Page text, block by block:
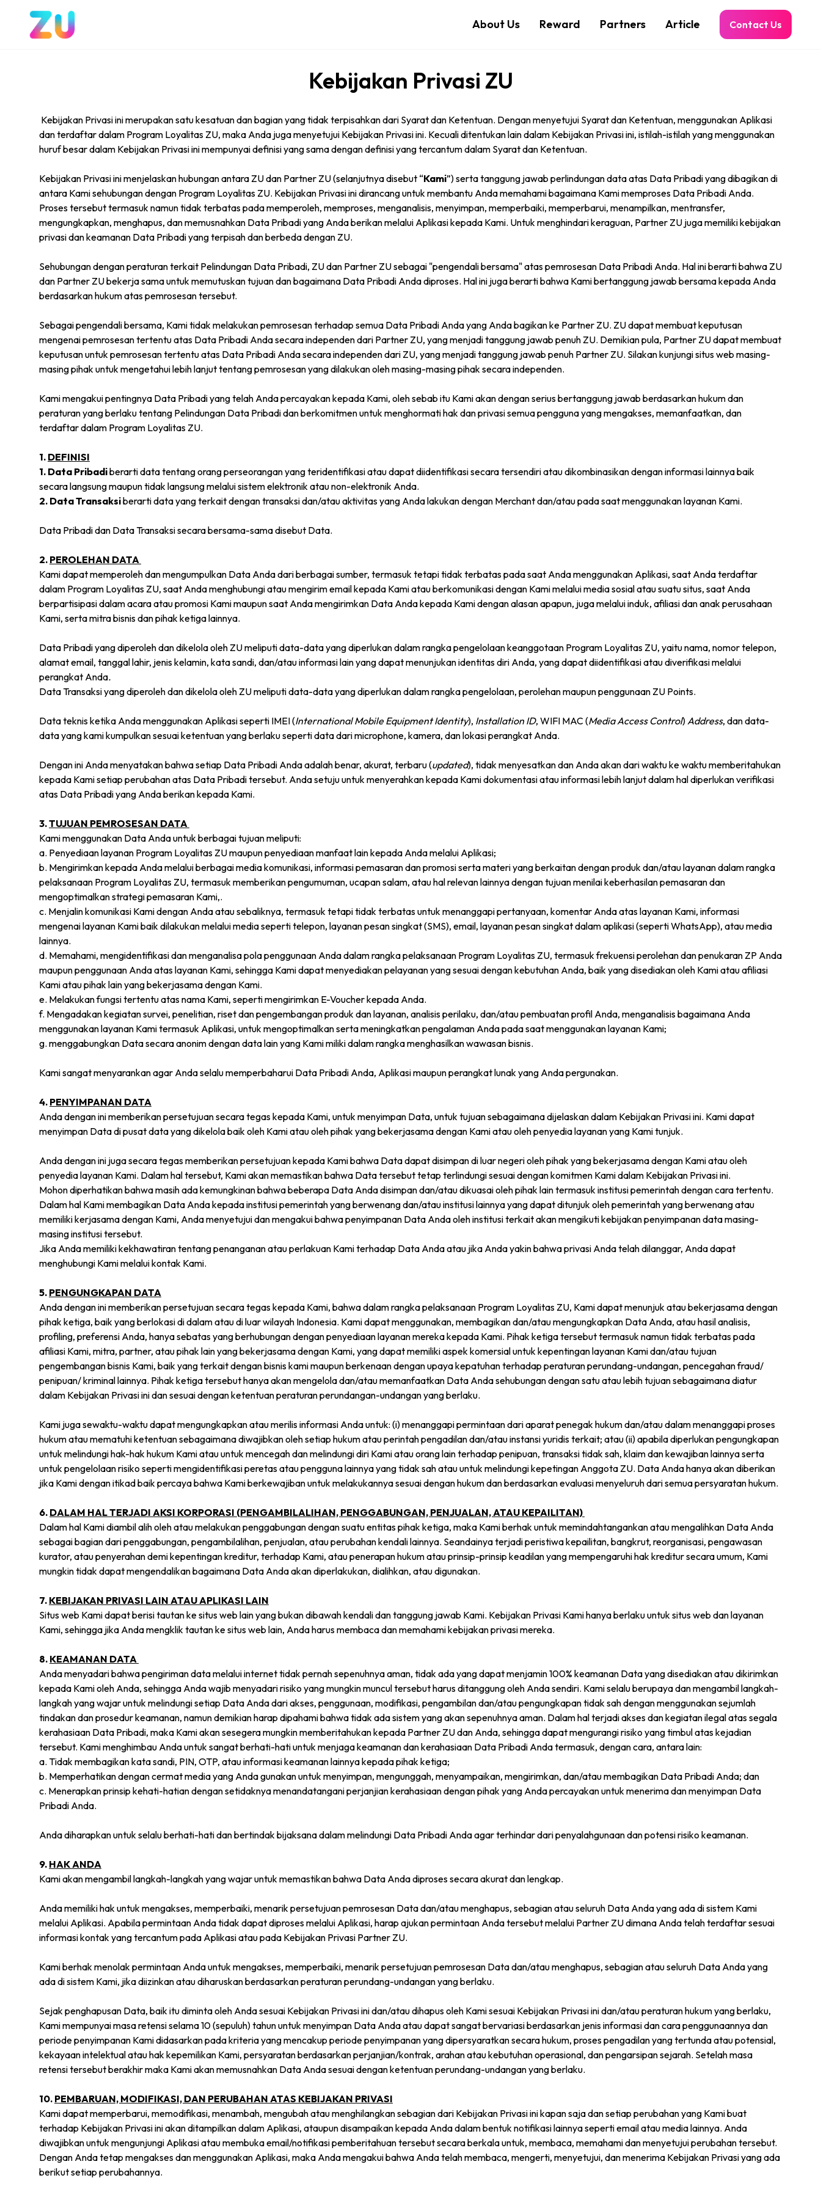
About Us Reward Partners Article Contact Us
Kebijakan Privasi ZU
Kebijakan Privasi ini merupakan satu kesatuan dan bagian yang tidak terpisahkan dari Syarat dan Ketentuan. Dengan menyetujui Syarat dan Ketentuan, menggunakan Aplikasi
dan terdaftar dalam Program Loyalitas ZU, maka Anda juga menyetujui Kebijakan Privasi ini. Kecuali ditentukan lain dalam Kebijakan Privasi ini, istilah-istilah yang menggunakan
huruf besar dalam Kebijakan Privasi ini mempunyai definisi yang sama dengan definisi yang tercantum dalam Syarat dan Ketentuan.
Kebijakan Privasi ini menjelaskan hubungan antara ZU dan Partner ZU (selanjutnya disebut “Kami”) serta tanggung jawab perlindungan data atas Data Pribadi yang dibagikan di
antara Kami sehubungan dengan Program Loyalitas ZU. Kebijakan Privasi ini dirancang untuk membantu Anda memahami bagaimana Kami memproses Data Pribadi Anda.
Proses tersebut termasuk namun tidak terbatas pada memperoleh, memproses, menganalisis, menyimpan, memperbaiki, memperbarui, menampilkan, mentransfer,
mengungkapkan, menghapus, dan memusnahkan Data Pribadi yang Anda berikan melalui Aplikasi kepada Kami. Untuk menghindari keraguan, Partner ZU juga memiliki kebijakan
privasi dan keamanan Data Pribadi yang terpisah dan berbeda dengan ZU.
Sehubungan dengan peraturan terkait Pelindungan Data Pribadi, ZU dan Partner ZU sebagai "pengendali bersama" atas pemrosesan Data Pribadi Anda. Hal ini berarti bahwa ZU
dan Partner ZU bekerja sama untuk memutuskan tujuan dan bagaimana Data Pribadi Anda diproses. Hal ini juga berarti bahwa Kami bertanggung jawab bersama kepada Anda
berdasarkan hukum atas pemrosesan tersebut.
Sebagai pengendali bersama, Kami tidak melakukan pemrosesan terhadap semua Data Pribadi Anda yang Anda bagikan ke Partner ZU. ZU dapat membuat keputusan
mengenai pemrosesan tertentu atas Data Pribadi Anda secara independen dari Partner ZU, yang menjadi tanggung jawab penuh ZU. Demikian pula, Partner ZU dapat membuat
keputusan untuk pemrosesan tertentu atas Data Pribadi Anda secara independen dari ZU, yang menjadi tanggung jawab penuh Partner ZU. Silakan kunjungi situs web masing-
masing pihak untuk mengetahui lebih lanjut tentang pemrosesan yang dilakukan oleh masing-masing pihak secara independen.
Kami mengakui pentingnya Data Pribadi yang telah Anda percayakan kepada Kami, oleh sebab itu Kami akan dengan serius bertanggung jawab berdasarkan hukum dan
peraturan yang berlaku tentang Pelindungan Data Pribadi dan berkomitmen untuk menghormati hak dan privasi semua pengguna yang mengakses, memanfaatkan, dan
terdaftar dalam Program Loyalitas ZU.
1. DEFINISI
1. Data Pribadiberarti data tentang orang perseorangan yang teridentifikasi atau dapat diidentifikasi secara tersendiri atau dikombinasikan dengan informasi lainnya baik
secara langsung maupun tidak langsung melalui sistem elektronik atau non-elektronik Anda.
2. Data Transaksiberarti data yang terkait dengan transaksi dan/atau aktivitas yang Anda lakukan dengan Merchant dan/atau pada saat menggunakan layanan Kami.
Data Pribadi dan Data Transaksi secara bersama-sama disebut Data.
2. PEROLEHAN DATA
Kami dapat memperoleh dan mengumpulkan Data Anda dari berbagai sumber, termasuk tetapi tidak terbatas pada saat Anda menggunakan Aplikasi, saat Anda terdaftar
dalam Program Loyalitas ZU, saat Anda menghubungi atau mengirim email kepada Kami atau berkomunikasi dengan Kami melalui media sosial atau suatu situs, saat Anda
berpartisipasi dalam acara atau promosi Kami maupun saat Anda mengirimkan Data Anda kepada Kami dengan alasan apapun, juga melalui induk, afiliasi dan anak perusahaan
Kami, serta mitra bisnis dan pihak ketiga lainnya.
Data Pribadi yang diperoleh dan dikelola oleh ZU meliputi data-data yang diperlukan dalam rangka pengelolaan keanggotaan Program Loyalitas ZU, yaitu nama, nomor telepon,
alamat email, tanggal lahir, jenis kelamin, kata sandi, dan/atau informasi lain yang dapat menunjukan identitas diri Anda, yang dapat diidentifikasi atau diverifikasi melalui
perangkat Anda.
Data Transaksi yang diperoleh dan dikelola oleh ZU meliputi data-data yang diperlukan dalam rangka pengelolaan, perolehan maupun penggunaan ZU Points.
Data teknis ketika Anda menggunakan Aplikasi seperti IMEI (International Mobile Equipment Identity), Installation ID, WIFI MAC (Media Access Control)Address, dan data-
data yang kami kumpulkan sesuai ketentuan yang berlaku seperti data dari microphone, kamera, dan lokasi perangkat Anda.
Dengan ini Anda menyatakan bahwa setiap Data Pribadi Anda adalah benar, akurat, terbaru (updated), tidak menyesatkan dan Anda akan dari waktu ke waktu memberitahukan
kepada Kami setiap perubahan atas Data Pribadi tersebut. Anda setuju untuk menyerahkan kepada Kami dokumentasi atau informasi lebih lanjut dalam hal diperlukan verifikasi
atas Data Pribadi yang Anda berikan kepada Kami.
3.TUJUAN PEMROSESAN DATA
Kami menggunakan Data Anda untuk berbagai tujuan meliputi:
a. Penyediaan layanan Program Loyalitas ZU maupun penyediaan manfaat lain kepada Anda melalui Aplikasi;
b. Mengirimkan kepada Anda melalui berbagai media komunikasi, informasi pemasaran dan promosi serta materi yang berkaitan dengan produk dan/atau layanan dalam rangka
pelaksanaan Program Loyalitas ZU, termasuk memberikan pengumuman, ucapan salam, atau hal relevan lainnya dengan tujuan menilai keberhasilan pemasaran dan
mengoptimalkan strategi pemasaran Kami,.
c. Menjalin komunikasi Kami dengan Anda atau sebaliknya, termasuk tetapi tidak terbatas untuk menanggapi pertanyaan, komentar Anda atas layanan Kami, informasi
mengenai layanan Kami baik dilakukan melalui media seperti telepon, layanan pesan singkat (SMS), email, layanan pesan singkat dalam aplikasi (seperti WhatsApp), atau media
lainnya.
d. Memahami, mengidentifikasi dan menganalisa pola penggunaan Anda dalam rangka pelaksanaan Program Loyalitas ZU, termasuk frekuensi perolehan dan penukaran ZP Anda
maupun penggunaan Anda atas layanan Kami, sehingga Kami dapat menyediakan pelayanan yang sesuai dengan kebutuhan Anda, baik yang disediakan oleh Kami atau afiliasi
Kami atau pihak lain yang bekerjasama dengan Kami.
e. Melakukan fungsi tertentu atas nama Kami, seperti mengirimkan E-Voucher kepada Anda.
f. Mengadakan kegiatan survei, penelitian, riset dan pengembangan produk dan layanan, analisis perilaku, dan/atau pembuatan profil Anda, menganalisis bagaimana Anda
menggunakan layanan Kami termasuk Aplikasi, untuk mengoptimalkan serta meningkatkan pengalaman Anda pada saat menggunakan layanan Kami;
g. menggabungkan Data secara anonim dengan data lain yang Kami miliki dalam rangka menghasilkan wawasan bisnis.
Kami sangat menyarankan agar Anda selalu memperbaharui Data Pribadi Anda, Aplikasi maupun perangkat lunak yang Anda pergunakan.
4. PENYIMPANAN DATA
Anda dengan ini memberikan persetujuan secara tegas kepada Kami, untuk menyimpan Data, untuk tujuan sebagaimana dijelaskan dalam Kebijakan Privasi ini. Kami dapat
menyimpan Data di pusat data yang dikelola baik oleh Kami atau oleh pihak yang bekerjasama dengan Kami atau oleh penyedia layanan yang Kami tunjuk.
Anda dengan ini juga secara tegas memberikan persetujuan kepada Kami bahwa Data dapat disimpan di luar negeri oleh pihak yang bekerjasama dengan Kami atau oleh
penyedia layanan Kami. Dalam hal tersebut, Kami akan memastikan bahwa Data tersebut tetap terlindungi sesuai dengan komitmen Kami dalam Kebijakan Privasi ini.
Mohon diperhatikan bahwa masih ada kemungkinan bahwa beberapa Data Anda disimpan dan/atau dikuasai oleh pihak lain termasuk institusi pemerintah dengan cara tertentu.
Dalam hal Kami membagikan Data Anda kepada institusi pemerintah yang berwenang dan/atau institusi lainnya yang dapat ditunjuk oleh pemerintah yang berwenang atau
memiliki kerjasama dengan Kami, Anda menyetujui dan mengakui bahwa penyimpanan Data Anda oleh institusi terkait akan mengikuti kebijakan penyimpanan data masing-
masing institusi tersebut.
Jika Anda memiliki kekhawatiran tentang penanganan atau perlakuan Kami terhadap Data Anda atau jika Anda yakin bahwa privasi Anda telah dilanggar, Anda dapat
menghubungi Kami melalui kontak Kami.
5. PENGUNGKAPAN DATA
Anda dengan ini memberikan persetujuan secara tegas kepada Kami, bahwa dalam rangka pelaksanaan Program Loyalitas ZU, Kami dapat menunjuk atau bekerjasama dengan
pihak ketiga, baik yang berlokasi di dalam atau di luar wilayah Indonesia. Kami dapat menggunakan, membagikan dan/atau mengungkapkan Data Anda, atau hasil analisis,
profiling, preferensi Anda, hanya sebatas yang berhubungan dengan penyediaan layanan mereka kepada Kami. Pihak ketiga tersebut termasuk namun tidak terbatas pada
afiliasi Kami, mitra, partner, atau pihak lain yang bekerjasama dengan Kami, yang dapat memiliki aspek komersial untuk kepentingan layanan Kami dan/atau tujuan
pengembangan bisnis Kami, baik yang terkait dengan bisnis kami maupun berkenaan dengan upaya kepatuhan terhadap peraturan perundang-undangan, pencegahan fraud/
penipuan/ kriminal lainnya. Pihak ketiga tersebut hanya akan mengelola dan/atau memanfaatkan Data Anda sehubungan dengan satu atau lebih tujuan sebagaimana diatur
dalam Kebijakan Privasi ini dan sesuai dengan ketentuan peraturan perundangan-undangan yang berlaku.
Kami juga sewaktu-waktu dapat mengungkapkan atau merilis informasi Anda untuk: (i) menanggapi permintaan dari aparat penegak hukum dan/atau dalam menanggapi proses
hukum atau mematuhi ketentuan sebagaimana diwajibkan oleh setiap hukum atau perintah pengadilan dan/atau instansi yuridis terkait; atau (ii) apabila diperlukan pengungkapan
untuk melindungi hak-hak hukum Kami atau untuk mencegah dan melindungi diri Kami atau orang lain terhadap penipuan, transaksi tidak sah, klaim dan kewajiban lainnya serta
untuk pengelolaan risiko seperti mengidentifikasi peretas atau pengguna lainnya yang tidak sah atau untuk melindungi kepetingan Anggota ZU. Data Anda hanya akan diberikan
jika Kami dengan itikad baik percaya bahwa Kami berkewajiban untuk melakukannya sesuai dengan hukum dan berdasarkan evaluasi menyeluruh dari semua persyaratan hukum.
6. DALAM HAL TERJADI AKSI KORPORASI (PENGAMBILALIHAN, PENGGABUNGAN, PENJUALAN, ATAU KEPAILITAN)
Dalam hal Kami diambil alih oleh atau melakukan penggabungan dengan suatu entitas pihak ketiga, maka Kami berhak untuk memindahtangankan atau mengalihkan Data Anda
sebagai bagian dari penggabungan, pengambilalihan, penjualan, atau perubahan kendali lainnya. Seandainya terjadi peristiwa kepailitan, bangkrut, reorganisasi, pengawasan
kurator, atau penyerahan demi kepentingan kreditur, terhadap Kami, atau penerapan hukum atau prinsip-prinsip keadilan yang mempengaruhi hak kreditur secara umum, Kami
mungkin tidak dapat mengendalikan bagaimana Data Anda akan diperlakukan, dialihkan, atau digunakan.
7. KEBIJAKAN PRIVASI LAIN ATAU APLIKASI LAIN
Situs web Kami dapat berisi tautan ke situs web lain yang bukan dibawah kendali dan tanggung jawab Kami. Kebijakan Privasi Kami hanya berlaku untuk situs web dan layanan
Kami, sehingga jika Anda mengklik tautan ke situs web lain, Anda harus membaca dan memahami kebijakan privasi mereka.
8. KEAMANAN DATA
Anda menyadari bahwa pengiriman data melalui internet tidak pernah sepenuhnya aman, tidak ada yang dapat menjamin 100% keamanan Data yang disediakan atau dikirimkan
kepada Kami oleh Anda, sehingga Anda wajib menyadari risiko yang mungkin muncul tersebut harus ditanggung oleh Anda sendiri. Kami selalu berupaya dan mengambil langkah-
langkah yang wajar untuk melindungi setiap Data Anda dari akses, penggunaan, modifikasi, pengambilan dan/atau pengungkapan tidak sah dengan menggunakan sejumlah
tindakan dan prosedur keamanan, namun demikian harap dipahami bahwa tidak ada sistem yang akan sepenuhnya aman. Dalam hal terjadi akses dan kegiatan ilegal atas segala
kerahasiaan Data Pribadi, maka Kami akan sesegera mungkin memberitahukan kepada Partner ZU dan Anda, sehingga dapat mengurangi risiko yang timbul atas kejadian
tersebut. Kami menghimbau Anda untuk sangat berhati-hati untuk menjaga keamanan dan kerahasiaan Data Pribadi Anda termasuk, dengan cara, antara lain:
a. Tidak membagikan kata sandi, PIN, OTP, atau informasi keamanan lainnya kepada pihak ketiga;
b. Memperhatikan dengan cermat media yang Anda gunakan untuk menyimpan, mengunggah, menyampaikan, mengirimkan, dan/atau membagikan Data Pribadi Anda; dan
c. Menerapkan prinsip kehati-hatian dengan setidaknya menandatangani perjanjian kerahasiaan dengan pihak yang Anda percayakan untuk menerima dan menyimpan Data
Pribadi Anda.
Anda diharapkan untuk selalu berhati-hati dan bertindak bijaksana dalam melindungi Data Pribadi Anda agar terhindar dari penyalahgunaan dan potensi risiko keamanan.
9. HAK ANDA
Kami akan mengambil langkah-langkah yang wajar untuk memastikan bahwa Data Anda diproses secara akurat dan lengkap.
Anda memiliki hak untuk mengakses, memperbaiki, menarik persetujuan pemrosesan Data dan/atau menghapus, sebagian atau seluruh Data Anda yang ada di sistem Kami
melalui Aplikasi. Apabila permintaan Anda tidak dapat diproses melalui Aplikasi, harap ajukan permintaan Anda tersebut melalui Partner ZU dimana Anda telah terdaftar sesuai
informasi kontak yang tercantum pada Aplikasi atau pada Kebijakan Privasi Partner ZU.
Kami berhak menolak permintaan Anda untuk mengakses, memperbaiki, menarik persetujuan pemrosesan Data dan/atau menghapus, sebagian atau seluruh Data Anda yang
ada di sistem Kami, jika diizinkan atau diharuskan berdasarkan peraturan perundang-undangan yang berlaku.
Sejak penghapusan Data, baik itu diminta oleh Anda sesuai Kebijakan Privasi ini dan/atau dihapus oleh Kami sesuai Kebijakan Privasi ini dan/atau peraturan hukum yang berlaku,
Kami mempunyai masa retensi selama 10 (sepuluh) tahun untuk menyimpan Data Anda atau dapat sangat bervariasi berdasarkan jenis informasi dan cara penggunaannya dan
periode penyimpanan Kami didasarkan pada kriteria yang mencakup periode penyimpanan yang dipersyaratkan secara hukum, proses pengadilan yang tertunda atau potensial,
kekayaan intelektual atau hak kepemilikan Kami, persyaratan berdasarkan perjanjian/kontrak, arahan atau kebutuhan operasional, dan pengarsipan sejarah. Setelah masa
retensi tersebut berakhir maka Kami akan memusnahkan Data Anda sesuai dengan ketentuan perundang-undangan yang berlaku.
10. PEMBARUAN, MODIFIKASI, DAN PERUBAHAN ATAS KEBIJAKAN PRIVASI
Kami dapat memperbarui, memodifikasi, menambah, mengubah atau menghilangkan sebagian dari Kebijakan Privasi ini kapan saja dan setiap perubahan yang Kami buat
terhadap Kebijakan Privasi ini akan ditampilkan dalam Aplikasi, ataupun disampaikan kepada Anda dalam bentuk notifikasi lainnya seperti email atau media lainnya. Anda
diwajibkan untuk mengunjungi Aplikasi atau membuka email/notifikasi pemberitahuan tersebut secara berkala untuk, membaca, memahami dan menyetujui perubahan tersebut.
Dengan Anda tetap mengakses dan menggunakan Aplikasi, maka Anda mengakui bahwa Anda telah membaca, mengerti, menyetujui, dan menerima Kebijakan Privasi yang ada
berikut setiap perubahannya.